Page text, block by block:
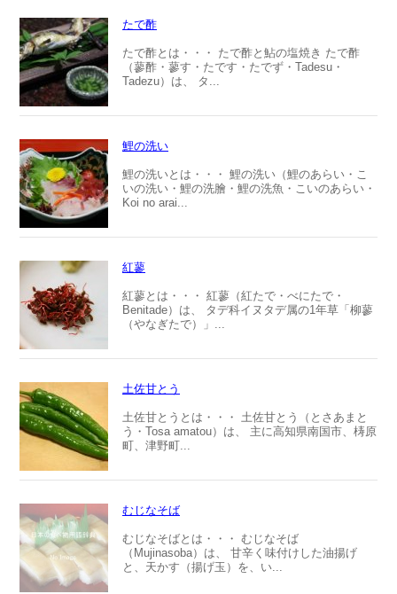
たで酢
たで酢とは・・・ たで酢と鮎の塩焼き たで酢
（蓼酢・蓼す・たです・たでず・Tadesu・
Tadezu）は、 タ...
鯉の洗い
鯉の洗いとは・・・ 鯉の洗い（鯉のあらい・こ
いの洗い・鯉の洗膾・鯉の洗魚・こいのあらい・
Koi no arai...
紅蓼
紅蓼とは・・・ 紅蓼（紅たで・べにたで・
Benitade）は、 タデ科イヌタデ属の1年草「柳蓼
（やなぎたで）」...
土佐甘とう
土佐甘とうとは・・・ 土佐甘とう（とさあまと
う・Tosa amatou）は、 主に高知県南国市、梼原
町、津野町...
むじなそば
むじなそばとは・・・ むじなそば
（Mujinasoba）は、 甘辛く味付けした油揚げ
と、天かす（揚げ玉）を、い...